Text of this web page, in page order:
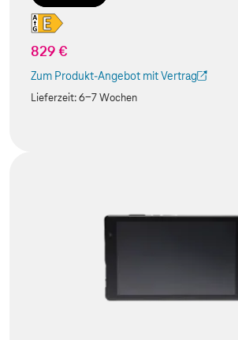
829 €
Zum Produkt-Angebot mit Vertrag
(Der Link wird in einem neuen Tab geöffnet)
Lieferzeit:6-7 Wochen